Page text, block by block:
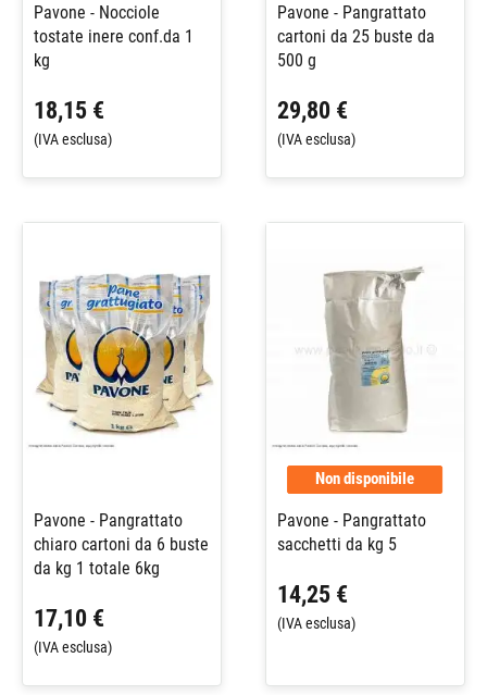
Pavone - Nocciole
tostate inere conf.da 1
kg
18,15 €
(IVA esclusa)
Pavone - Pangrattato
cartoni da 25 buste da
500 g
29,80 €
(IVA esclusa)
Pavone - Pangrattato
chiaro cartoni da 6 buste
da kg 1 totale 6kg
17,10 €
(IVA esclusa)
Non disponibile
Pavone - Pangrattato
sacchetti da kg 5
14,25 €
(IVA esclusa)